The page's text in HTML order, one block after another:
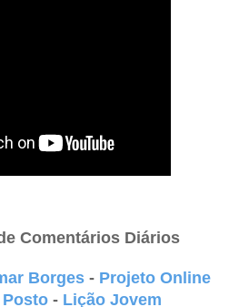
Comentários Diários
Borges- Projeto Online
Posto - Lição Jovem